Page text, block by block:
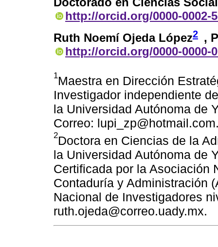
http://orcid.org/0000-0002-
Ruth Noemí Ojeda López2 ,
http://orcid.org/0000-0000-
1Maestra en Dirección
Investigador independiente
la Universidad Autónoma de
Correo:
2Doctora en Ciencias de la
la Universidad Autónoma de
Certificada por la Asociación
Contaduría y Administración
Nacional de Investigadores
ruth.ojeda@correo.uady.mx.